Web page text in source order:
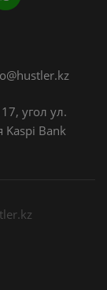
угол ул.
Bank